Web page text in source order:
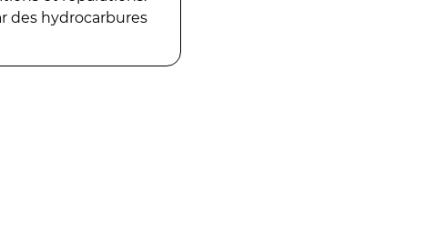
des hydrocarbures